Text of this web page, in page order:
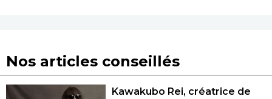
Nos articles conseillés
Kawakubo Rei, créatrice de